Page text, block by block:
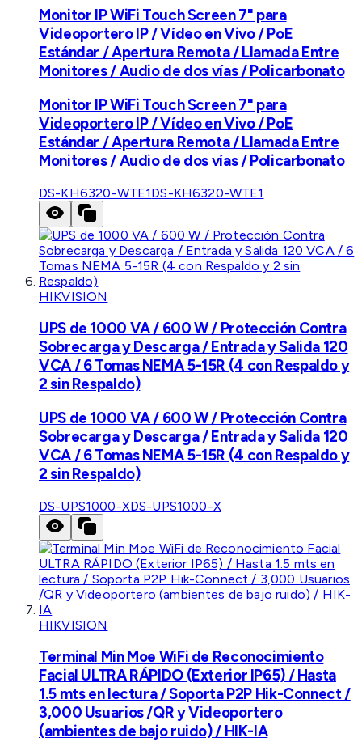
Monitor IP WiFi Touch Screen 7" para
Videoportero IP / Vídeo en Vivo / PoE
Estándar / Apertura Remota / Llamada Entre
Monitores / Audio de dos vías / Policarbonato
Monitor IP WiFi Touch Screen 7" para
Videoportero IP / Vídeo en Vivo / PoE
Estándar / Apertura Remota / Llamada Entre
Monitores / Audio de dos vías / Policarbonato
DS-KH6320-WTE1DS-KH6320-WTE1
HIKVISION
UPS de 1000 VA / 600 W / Protección Contra
Sobrecarga y Descarga / Entrada y Salida 120
VCA / 6 Tomas NEMA 5-15R (4 con Respaldo y
2 sin Respaldo)
UPS de 1000 VA / 600 W / Protección Contra
Sobrecarga y Descarga / Entrada y Salida 120
VCA / 6 Tomas NEMA 5-15R (4 con Respaldo y
2 sin Respaldo)
DS-UPS1000-XDS-UPS1000-X
HIKVISION
Terminal Min Moe WiFi de Reconocimiento
Facial ULTRA RÁPIDO (Exterior IP65) / Hasta
1.5 mts en lectura / Soporta P2P Hik-Connect /
3,000 Usuarios /QR y Videoportero
(ambientes de bajo ruido) / HIK-IA